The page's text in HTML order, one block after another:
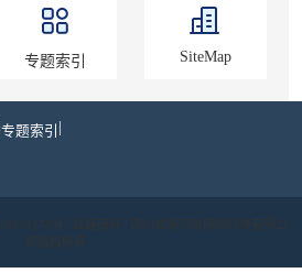
专题索引 SiteMap
专题索引